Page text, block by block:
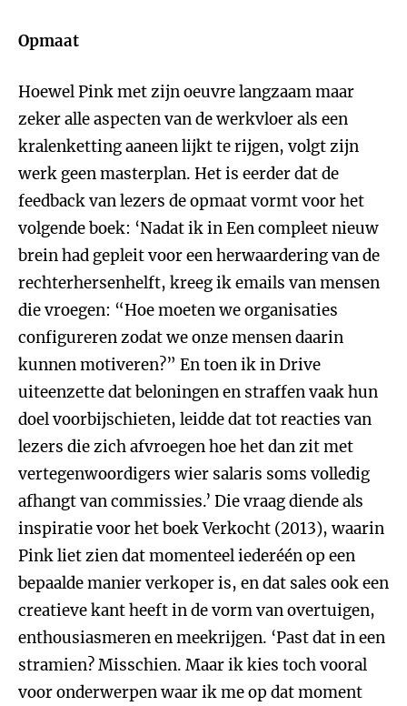
Opmaat
Hoewel Pink met zijn oeuvre langzaam maar
zeker alle aspecten van de werkvloer als een
kralenketting aaneen lijkt te rijgen, volgt zijn
werk geen masterplan. Het is eerder dat de
feedback van lezers de opmaat vormt voor het
volgende boek: ‘Nadat ik in Een compleet nieuw
brein had gepleit voor een herwaardering van de
rechterhersenhelft, kreeg ik emails van mensen
die vroegen: “Hoe moeten we organisaties
configureren zodat we onze mensen daarin
kunnen motiveren?” En toen ik in Drive
uiteenzette dat beloningen en straffen vaak hun
doel voorbijschieten, leidde dat tot reacties van
lezers die zich afvroegen hoe het dan zit met
vertegenwoordigers wier salaris soms volledig
afhangt van commissies.’ Die vraag diende als
inspiratie voor het boek Verkocht (2013), waarin
Pink liet zien dat momenteel iederéén op een
bepaalde manier verkoper is, en dat sales ook een
creatieve kant heeft in de vorm van overtuigen,
enthousiasmeren en meekrijgen. ‘Past dat in een
stramien? Misschien. Maar ik kies toch vooral
voor onderwerpen waar ik me op dat moment